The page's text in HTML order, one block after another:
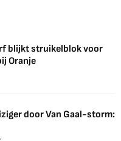
blijkt struikelblok voor
Oranje
door Van Gaal-storm: